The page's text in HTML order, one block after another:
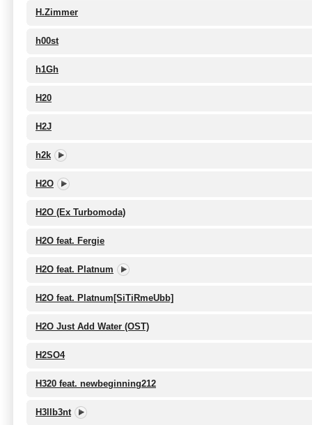
H.Zimmer
h00st
h1Gh
H20
H2J
h2k
H2O
H2O (Ex Turbomoda)
H2O feat. Fergie
H2O feat. Platnum
H2O feat. Platnum[SiTiRmeUbb]
H2O Just Add Water (OST)
H2SO4
H320 feat. newbeginning212
H3llb3nt